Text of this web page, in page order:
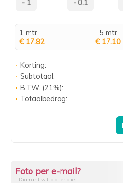
1 mtr
€ 17.82
5 mtr
€ 17.10
Korting:
Subtotaal:
B.T.W. (21%):
Totaalbedrag:
Foto per e-mail?
- Diamant wit plotterfolie